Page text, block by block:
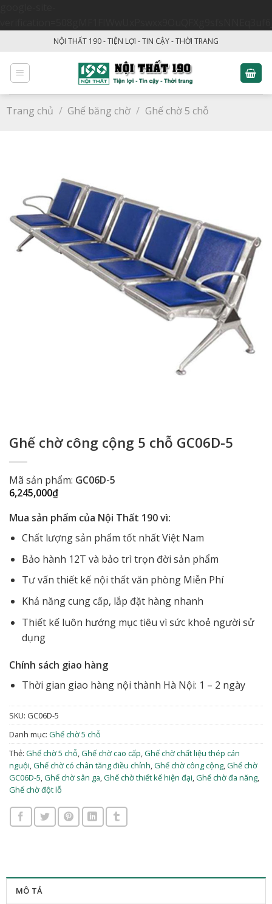
content
NỘI THẤT 190 - TIỆN LỢI - TIN CẬY - THỜI TRANG
Trang chủ / Ghế băng chờ / Ghế chờ 5 chỗ
Ghế chờ công cộng 5 chỗ GC06D-5
Mã sản phẩm: GC06D-5
6,245,000₫
Mua sản phẩm của Nội Thất 190 vì:
Chất lượng sản phẩm tốt nhất Việt Nam
Bảo hành 12T và bảo trì trọn đời sản phẩm
Tư vấn thiết kế nội thất văn phòng Miễn Phí
Khả năng cung cấp, lắp đặt hàng nhanh
Thiết kế luôn hướng mục tiêu vì sức khoẻ người sử
dụng
Chính sách giao hàng
Thời gian giao hàng nội thành Hà Nội: 1 – 2 ngày
SKU: GC06D-5
Danh mục: Ghế chờ 5 chỗ
Thẻ: Ghế chờ 5 chỗ, Ghế chờ cao cấp, Ghế chờ chất liệu thép cán
nguội, Ghế chờ có chân tăng điều chỉnh, Ghế chờ công cộng, Ghế chờ
GC06D-5, Ghế chờ sân ga, Ghế chờ thiết kế hiện đại, Ghế chờ đa năng,
Ghế chờ đột lỗ
MÔ TẢ